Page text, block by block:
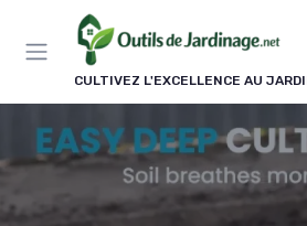
CULTIVEZ L'EXCELLENCE AU
Panneau de gestion des cookies